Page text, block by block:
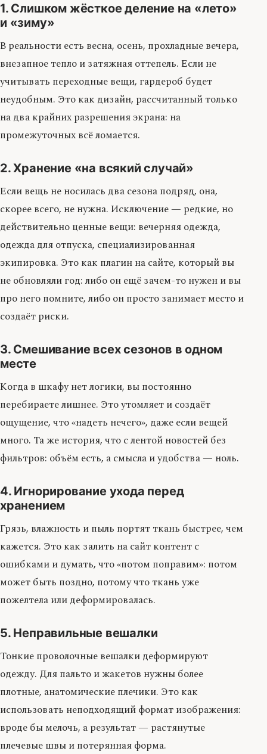
1. Слишком жёсткое деление на «лето»
и «зиму»
В реальности есть весна, осень, прохладные вечера,
внезапное тепло и затяжная оттепель. Если не
учитывать переходные вещи, гардероб будет
неудобным. Это как дизайн, рассчитанный только
на два крайних разрешения экрана: на
промежуточных всё ломается.
2. Хранение «на всякий случай»
Если вещь не носилась два сезона подряд, она,
скорее всего, не нужна. Исключение — редкие, но
действительно ценные вещи: вечерняя одежда,
одежда для отпуска, специализированная
экипировка. Это как плагин на сайте, который вы
не обновляли год: либо он ещё зачем-то нужен и вы
про него помните, либо он просто занимает место и
создаёт риски.
3. Смешивание всех сезонов в одном
месте
Когда в шкафу нет логики, вы постоянно
перебираете лишнее. Это утомляет и создаёт
ощущение, что «надеть нечего», даже если вещей
много. Та же история, что с лентой новостей без
фильтров: объём есть, а смысла и удобства — ноль.
4. Игнорирование ухода перед
хранением
Грязь, влажность и пыль портят ткань быстрее, чем
кажется. Это как залить на сайт контент с
ошибками и думать, что «потом поправим»: потом
может быть поздно, потому что ткань уже
пожелтела или деформировалась.
5. Неправильные вешалки
Тонкие проволочные вешалки деформируют
одежду. Для пальто и жакетов нужны более
плотные, анатомические плечики. Это как
использовать неподходящий формат изображения:
вроде бы мелочь, а результат — растянутые
плечевые швы и потерянная форма.